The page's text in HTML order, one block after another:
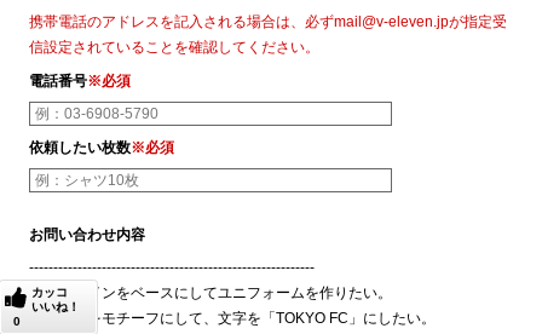
カッコ
いいね！
0
携帯電話のアドレスを記入される場合は、必ずmail@v-eleven.jpが指定受
信設定されていることを確認してください。
電話番号※必須
依頼したい枚数※必須
お問い合わせ内容
-----------------------------------------------------------
このデザインをベースにしてユニフォームを作りたい。
このロゴをモチーフにして、文字を「TOKYO FC」にしたい。